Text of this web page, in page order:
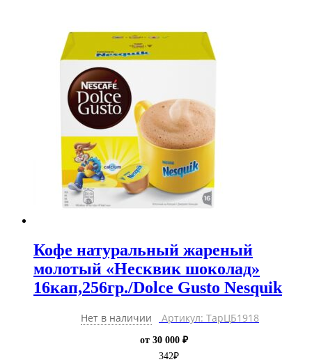
Кофе натуральный жареный
молотый «Несквик шоколад»
16кап,256гр./Dolce Gusto Nesquik
Нет в наличии Артикул: ТарЦБ1918
от 30 000 ₽
342₽